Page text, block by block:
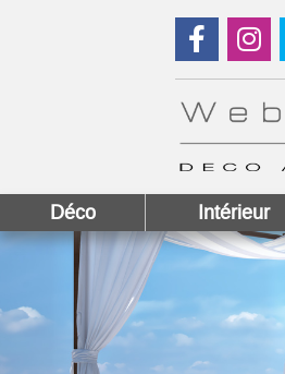
Suivez
Déco Intérieur